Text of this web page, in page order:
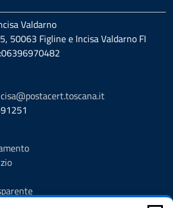
Valdarno
50063 Figline e Incisa Valdarno FI